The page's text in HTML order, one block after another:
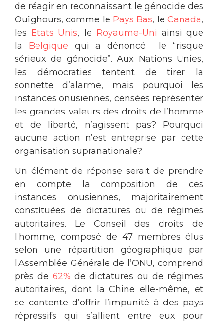
de réagir en reconnaissant le génocide des
Ouïghours, comme le Pays Bas, leCanada,
les Etats Unis, le Royaume-Uni ainsi que
la Belgique qui a dénoncé le “risque
sérieux de génocide”. Aux Nations Unies,
les démocraties tentent de tirer la
sonnette d’alarme, mais pourquoi les
instances onusiennes, censées représenter
les grandes valeurs des droits de l’homme
et de liberté, n’agissent pas? Pourquoi
aucune action n’est entreprise par cette
organisation supranationale?
Un élément de réponse serait de prendre
en compte la composition de ces
instances onusiennes, majoritairement
constituées de dictatures ou de régimes
autoritaires. Le Conseil des droits de
l’homme, composé de 47 membres élus
selon une répartition géographique par
l’Assemblée Générale de l’ONU, comprend
près de 62% de dictatures ou de régimes
autoritaires, dont la Chine elle-même, et
se contente d’offrir l’impunité à des pays
répressifs qui s’allient entre eux pour